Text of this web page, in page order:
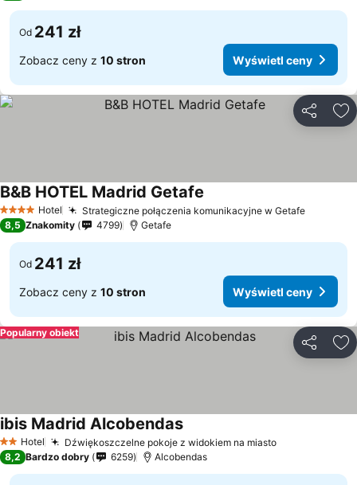
Od 241 zł
Zobacz ceny z 10 stron Wyświetl ceny
4 KategoriaHotel Strategiczne połączenia komunikacyjne w Getafe
B&B HOTEL Madrid Getafe
8,5 Znakomity 4799 Getafe
Od 241 zł
Zobacz ceny z 10 stron Wyświetl ceny
Popularny obiekt
2 Kategoria
Hotel Dźwiękoszczelne pokoje z widokiem na miastoWyświetl
ibis Madrid AlcobendasWyświetl ceny
8,2 Bardzo dobry 6259 Alcobendas